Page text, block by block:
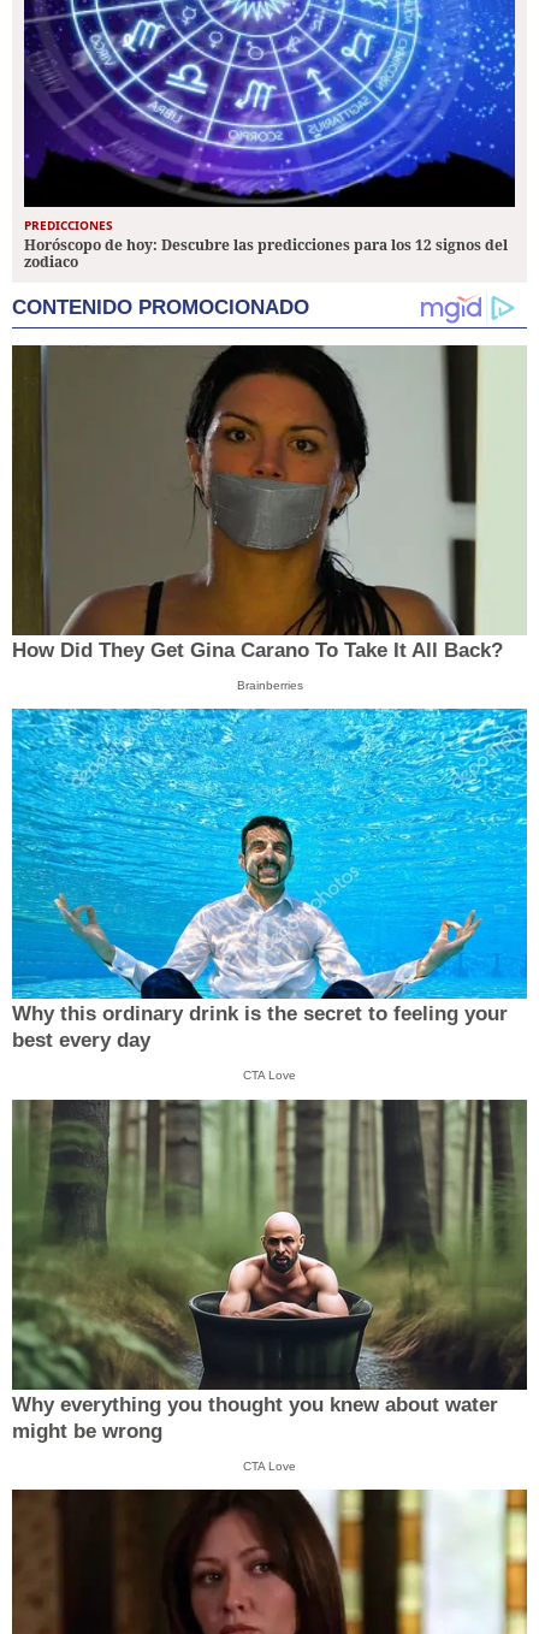
PREDICCIONES
Horóscopo de hoy: Descubre las predicciones para los 12 signos del
zodiaco
CONTENIDO PROMOCIONADO
How Did They Get Gina Carano To Take It All Back?
Brainberries
Why this ordinary drink is the secret to feeling your
best every day
CTA Love
Why everything you thought you knew about water
might be wrong
CTA Love